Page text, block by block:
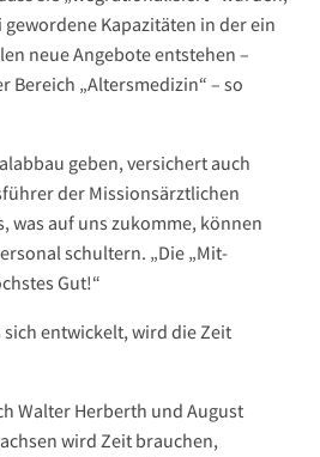
Kapazitäten in der ein
neue Angebote entstehen –
Bereich „Altersmedizin“ – so
geben, versichert auch
der Missionsärztlichen
was auf uns zukomme, können
schultern. „Die „Mit-
Gut!“
entwickelt, wird die Zeit
Walter Herberth und August
wird Zeit brauchen,